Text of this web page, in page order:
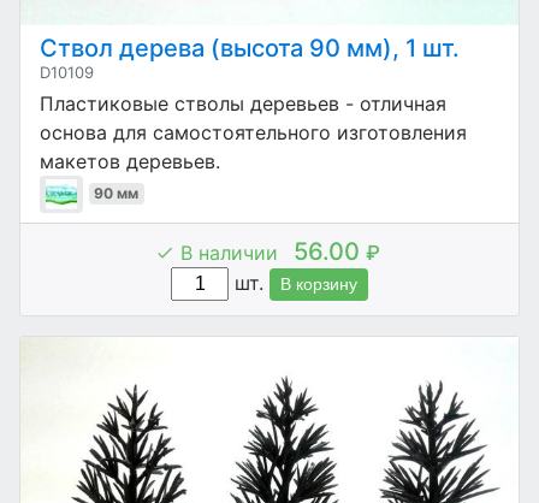
Ствол дерева (высота 90 мм), 1 шт.
D10109
Пластиковые стволы деревьев - отличная
основа для самостоятельного изготовления
макетов деревьев.
90 мм
В наличии 56.00 ₽
шт.
В корзину